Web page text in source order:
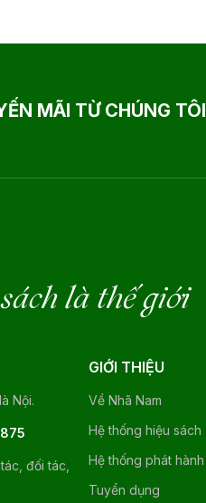
MÃI TỪ CHÚNG TÔI
là thế giới
Nội.
đối tác,
GIỚI THIỆU
Về Nhã Nam
Hệ thống hiệu sách
Hệ thống phát hành
Tuyển dụng